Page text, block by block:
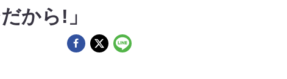
から!」